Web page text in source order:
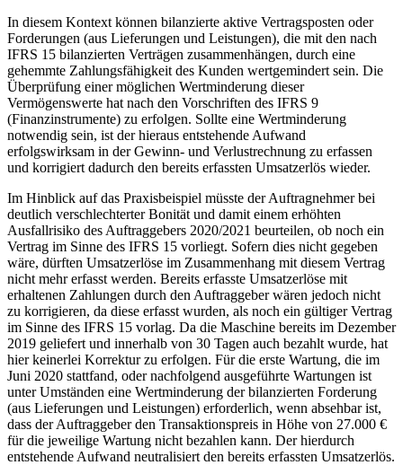
In diesem Kontext können bilanzierte aktive Vertragsposten oder
Forderungen (aus Lieferungen und Leistungen), die mit den nach
IFRS 15 bilanzierten Verträgen zusammenhängen, durch eine
gehemmte Zahlungsfähigkeit des Kunden wertgemindert sein. Die
Überprüfung einer möglichen Wertminderung dieser
Vermögenswerte hat nach den Vorschriften des IFRS 9
(Finanzinstrumente) zu erfolgen. Sollte eine Wertminderung
notwendig sein, ist der hieraus entstehende Aufwand
erfolgswirksam in der Gewinn- und Verlustrechnung zu erfassen
und korrigiert dadurch den bereits erfassten Umsatzerlös wieder.
Im Hinblick auf das Praxisbeispiel müsste der Auftragnehmer bei
deutlich verschlechterter Bonität und damit einem erhöhten
Ausfallrisiko des Auftraggebers 2020/2021 beurteilen, ob noch ein
Vertrag im Sinne des IFRS 15 vorliegt. Sofern dies nicht gegeben
wäre, dürften Umsatzerlöse im Zusammenhang mit diesem Vertrag
nicht mehr erfasst werden. Bereits erfasste Umsatzerlöse mit
erhaltenen Zahlungen durch den Auftraggeber wären jedoch nicht
zu korrigieren, da diese erfasst wurden, als noch ein gültiger Vertrag
im Sinne des IFRS 15 vorlag. Da die Maschine bereits im Dezember
2019 geliefert und innerhalb von 30 Tagen auch bezahlt wurde, hat
hier keinerlei Korrektur zu erfolgen. Für die erste Wartung, die im
Juni 2020 stattfand, oder nachfolgend ausgeführte Wartungen ist
unter Umständen eine Wertminderung der bilanzierten Forderung
(aus Lieferungen und Leistungen) erforderlich, wenn absehbar ist,
dass der Auftraggeber den Transaktionspreis in Höhe von 27.000 €
für die jeweilige Wartung nicht bezahlen kann. Der hierdurch
entstehende Aufwand neutralisiert den bereits erfassten Umsatzerlös.